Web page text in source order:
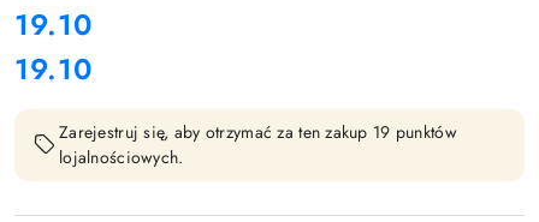
cena:
19.10
Cena:
19.10
Zarejestruj się, aby otrzymać za ten zakup 19 punktów
lojalnościowych.